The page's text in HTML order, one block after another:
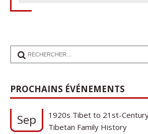
PROCHAINS ÉVÉNEMENTS
17
Communication de Ann Tashi
1920s Tibet to 21st-
Tibetan Family History